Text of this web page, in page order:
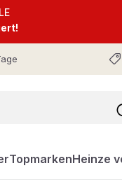
TopmarkenHeinze